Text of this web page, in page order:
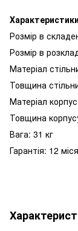
Розмір в
Розмір в
Матеріал
Товщина
Матеріал
Товщина
Вага: 31 кг
Гарантія: 12